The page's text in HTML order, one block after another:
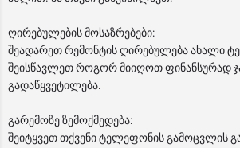
ღირებულების მოსაზრებები:
შეადარეთ რემონტის ღირებულება ახალი
შეისწავლეთ როგორ მიიღოთ ფინანსურად
გადაწყვეტილება.
გარემოზე ზემოქმედება:
შეიტყვეთ თქვენი ტელეფონის გამოცვლის